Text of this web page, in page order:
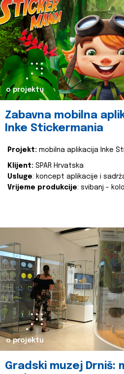
o projektu
Zabavna mobilna
Inke Stickermania
Projekt: mobilna aplikacija Inke
Klijent: SPAR Hrvatska
Usluge: koncept aplikacije i
Vrijeme produkcije: svibanj -
o projektu
Gradski muzej Drniš: